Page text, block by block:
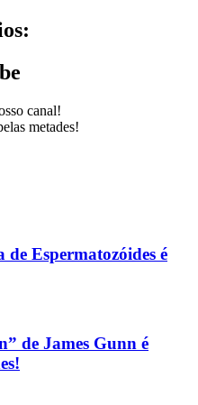
canal!
metades!
Espermatozóides é
de James Gunn é